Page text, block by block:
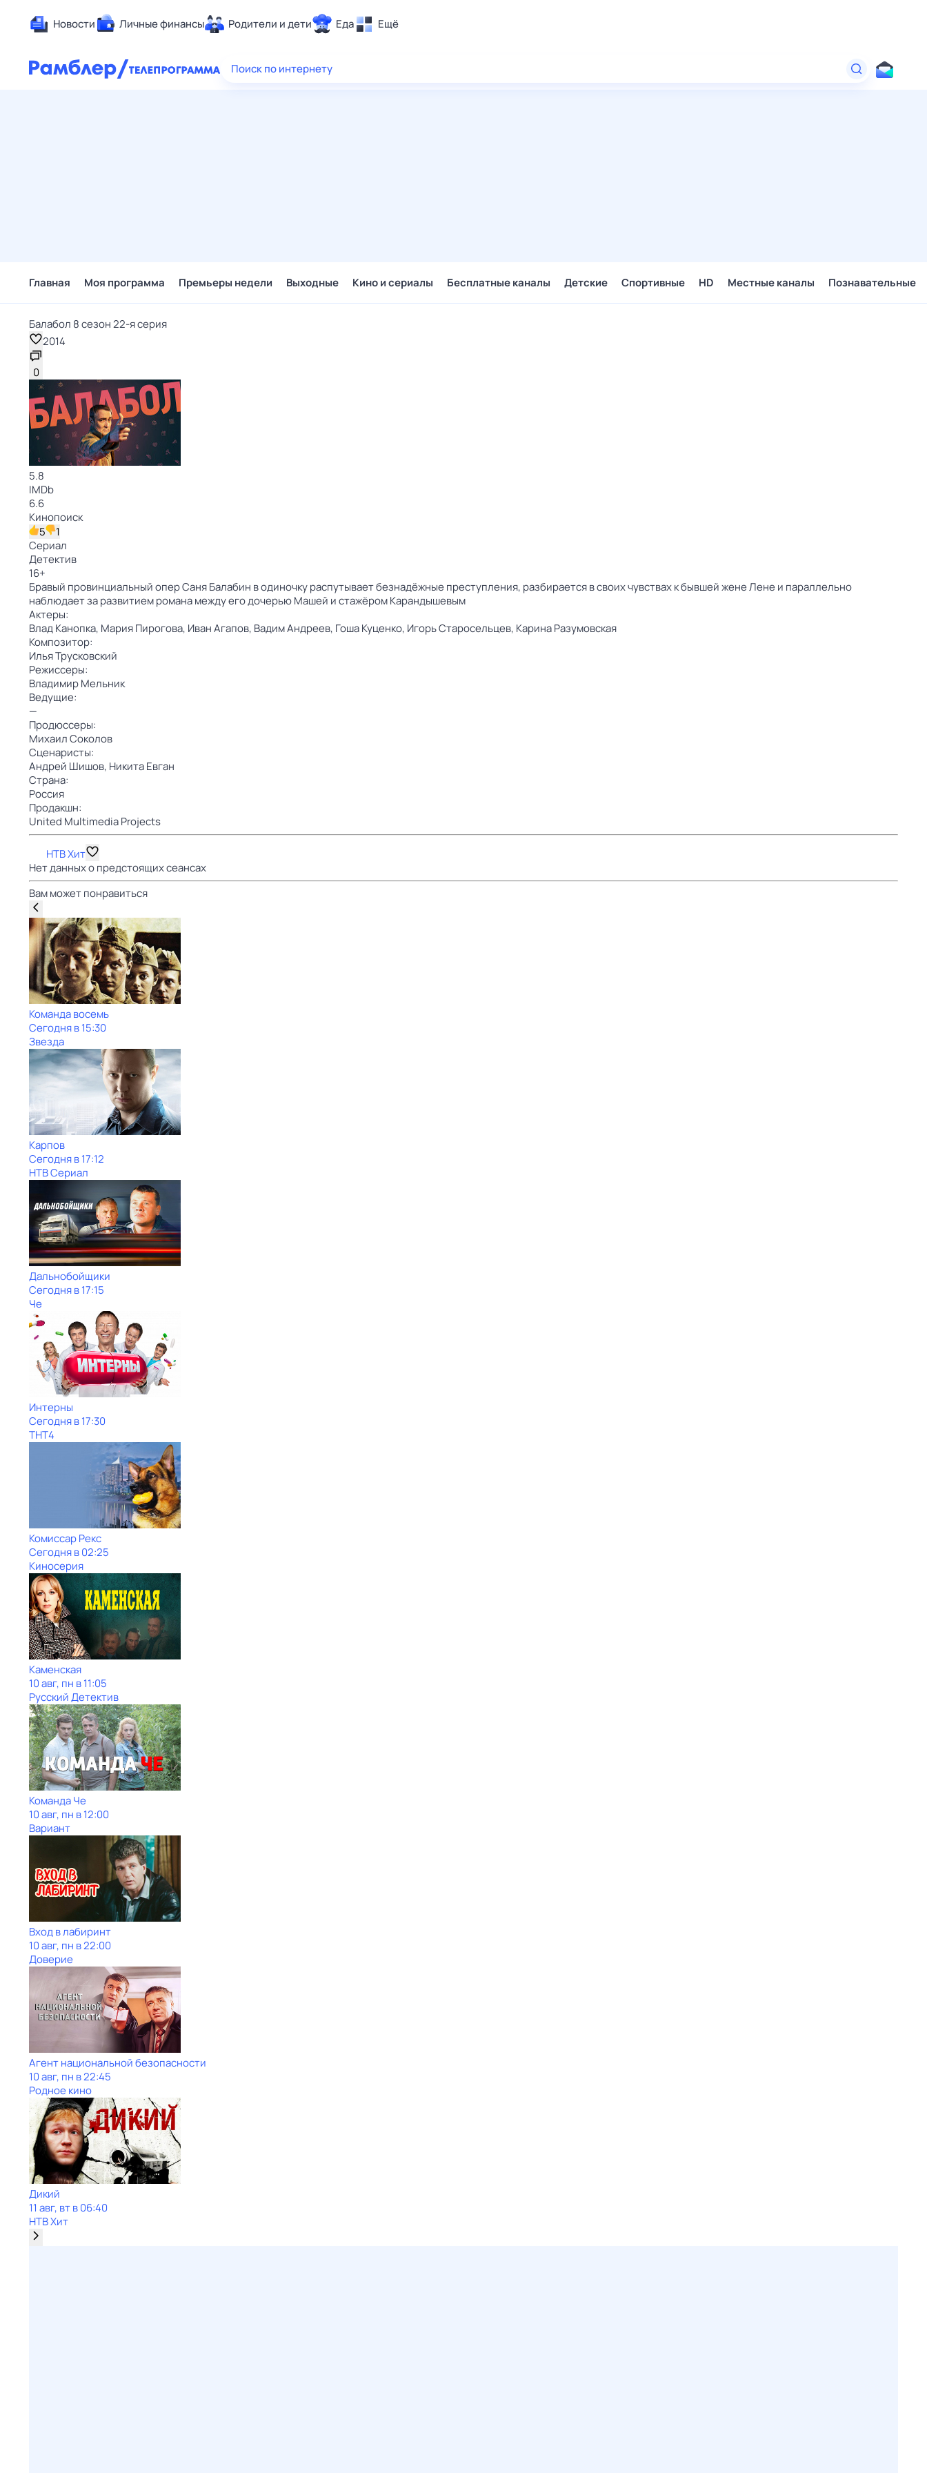
Новости Личные финансы Родители и дети Еда Ещё
Здоровье
Поиск по интернету
Главная Моя программа Премьеры недели Выходные Кино и сериалы Бесплатные каналы Детские Спортивные HD Местные каналы Познавательные
Балабол 8 сезон 22-я серия
2014
0
5.8
IMDb
6.6
Кинопоиск
5
1
Сериал
Детектив
16+
Бравый провинциальный опер Саня Балабин в одиночку распутывает безнадёжные преступления, разбирается в своих чувствах к бывшей жене Лене и параллельно
наблюдает за развитием романа между его дочерью Машей и стажёром Карандышевым
Актеры:
Влад Канопка, Мария Пирогова, Иван Агапов, Вадим Андреев, Гоша Куценко, Игорь Старосельцев, Карина Разумовская
Композитор:
Илья Трусковский
Режиссеры:
Владимир Мельник
Ведущие:
—
Продюссеры:
Михаил Соколов
Сценаристы:
Андрей Шишов, Никита Евган
Страна:
Россия
Продакшн:
United Multimedia Projects
НТВ Хит
Нет данных о предстоящих сеансах
Вам может понравиться
Команда восемь
Сегодня в 15:30
Звезда
Карпов
Сегодня в 17:12
НТВ Сериал
Дальнобойщики
Сегодня в 17:15
Че
Интерны
Сегодня в 17:30
ТНТ4
Комиссар Рекс
Сегодня в 02:25
Киносерия
Каменская
10 авг, пн в 11:05
Русский Детектив
Команда Че
10 авг, пн в 12:00
Вариант
Вход в лабиринт
10 авг, пн в 22:00
Доверие
Агент национальной безопасности
10 авг, пн в 22:45
Родное кино
Дикий
11 авг, вт в 06:40
НТВ Хит